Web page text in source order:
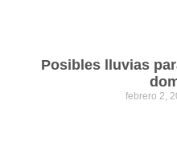
Posibles lluvias
febrero 2,